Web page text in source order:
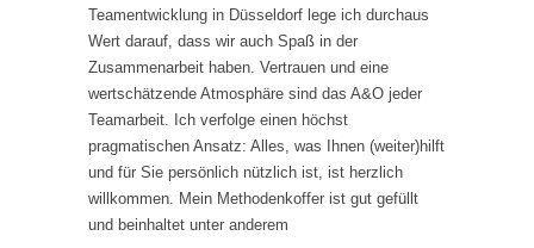
Teamentwicklung in Düsseldorf lege ich durchaus
Wert darauf, dass wir auch Spaß in der
Zusammenarbeit haben. Vertrauen und eine
wertschätzende Atmosphäre sind das A&O jeder
Teamarbeit. Ich verfolge einen höchst
pragmatischen Ansatz: Alles, was Ihnen (weiter)hilft
und für Sie persönlich nützlich ist, ist herzlich
willkommen. Mein Methodenkoffer ist gut gefüllt
und beinhaltet unter anderem